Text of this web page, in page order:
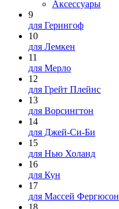
Аксессуары
9
для Герингоф
10
для Лемкен
11
для Мерло
12
для Грейт Плейнс
13
для Ворсингтон
14
для Джей-Си-Би
15
для Нью Холанд
16
для Кун
17
для Массей Фергюсон
18